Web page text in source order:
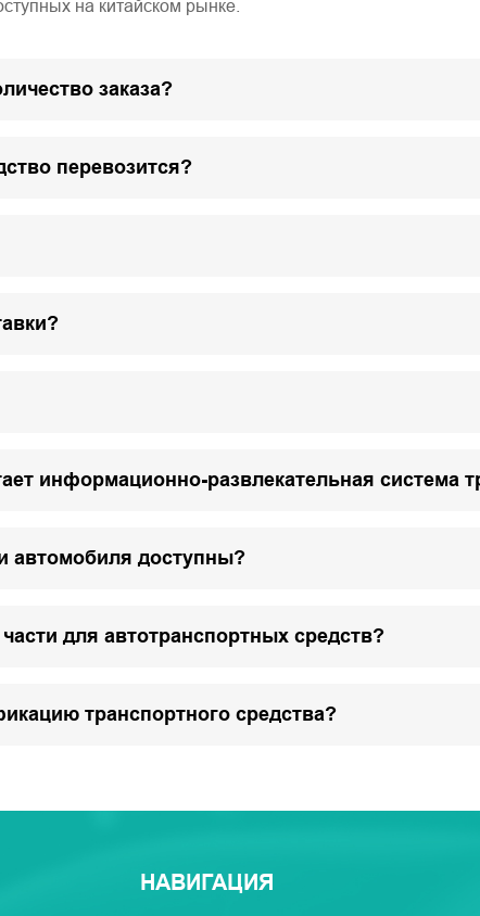
на китайском рынке.
заказа?
перевозится?
информационно-развлекательная система
автомобиля доступны?
для автотранспортных средств?
транспортного средства?
НАВИГАЦИЯ